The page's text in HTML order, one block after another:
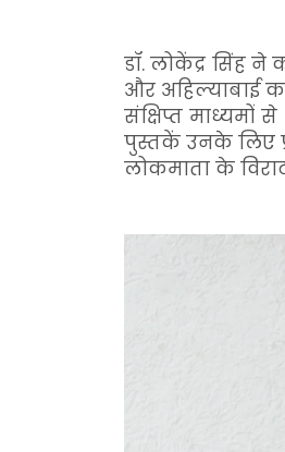
डॉ. लोकेंद्र सिंह
और अहिल्याबाई
संक्षिप्त माध्यमों
पुस्तकें उनके लिए
लोकमाता के